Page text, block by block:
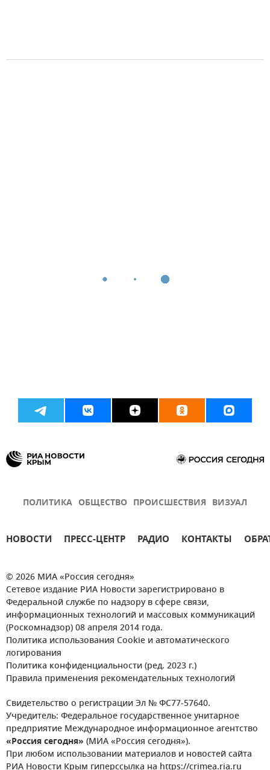
ПОЛИТИКА ОБЩЕСТВО ПРОИСШЕСТВИЯ ВИЗУАЛ
НОВОСТИ ПРЕСС-ЦЕНТР РАДИО КОНТАКТЫ
© 2026 МИА «Россия сегодня»
Сетевое издание РИА Новости зарегистрировано в
Федеральной службе по надзору в сфере связи,
информационных технологий и массовых коммуникаций
(Роскомнадзор) 08 апреля 2014 года.
Политика использования Cookie и автоматического
логирования
Политика конфиденциальности (ред. 2023 г.)
Правила применения рекомендательных технологий
Свидетельство о регистрации Эл № ФС77-57640.
Учредитель: Федеральное государственное унитарное
предприятие Международное информационное агентство
«Россия сегодня» (МИА «Россия сегодня»).
При любом использовании материалов и новостей сайта